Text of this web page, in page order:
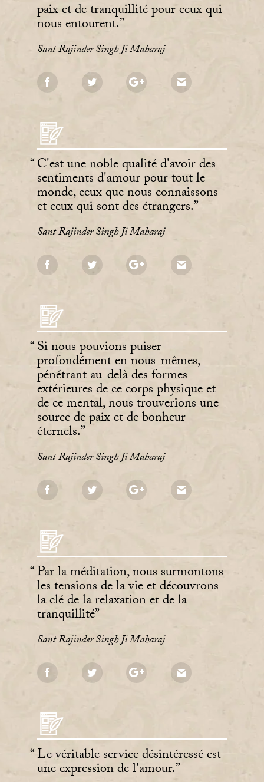
paix et de tranquillité pour ceux qui
nous entourent.
Sant Rajinder Singh Ji Maharaj
C'est une noble qualité d'avoir des
sentiments d'amour pour tout le
monde, ceux que nous connaissons
et ceux qui sont des étrangers.
Sant Rajinder Singh Ji Maharaj
Si nous pouvions puiser
profondément en nous-mêmes,
pénétrant au-delà des formes
extérieures de ce corps physique et
de ce mental, nous trouverions une
source de paix et de bonheur
éternels.
Sant Rajinder Singh Ji Maharaj
Par la méditation, nous surmontons
les tensions de la vie et découvrons
la clé de la relaxation et de la
tranquillité
Sant Rajinder Singh Ji Maharaj
Le véritable service désintéressé est
une expression de l'amour.